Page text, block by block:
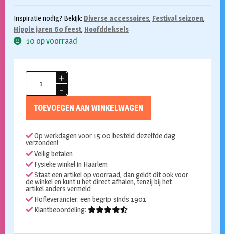
Inspiratie nodig? Bekijk: Diverse accessoires, Festival seizoen,
Hippie jaren 60 feest, Hoofddeksels
10 op voorraad
Hoofdband
hippie
TOEVOEGEN AAN WINKELWAGEN
Op werkdagen voor 15:00 besteld dezelfde dag
verzonden!
Veilig betalen
Fysieke winkel in Haarlem
Staat een artikel op voorraad, dan geldt dit ook voor
de winkel en kunt u het direct afhalen, tenzij bij het
artikel anders vermeld
Hofleverancier: een begrip sinds 1901
Klantbeoordeling: